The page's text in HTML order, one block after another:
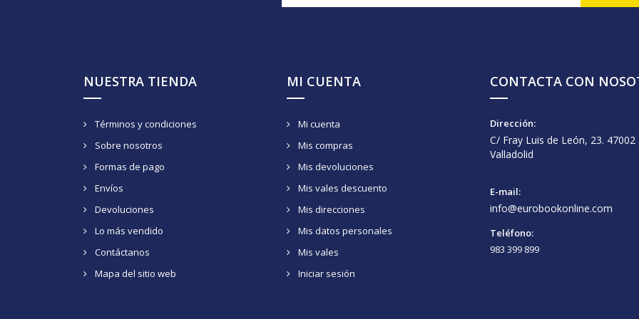
NUESTRA TIENDA
Términos y condiciones
Sobre nosotros
Formas de pago
Envíos
Devoluciones
Lo más vendido
Contáctanos
Mapa del sitio web
MI CUENTA
Mi cuenta
Mis compras
Mis devoluciones
Mis vales descuento
Mis direcciones
Mis datos personales
Mis vales
Iniciar sesión
CONTACTA CON
Dirección:
C/ Fray Luis de León, 23. 47002
Valladolid
E-mail:
info@eurobookonline.com
Teléfono:
983 399 899